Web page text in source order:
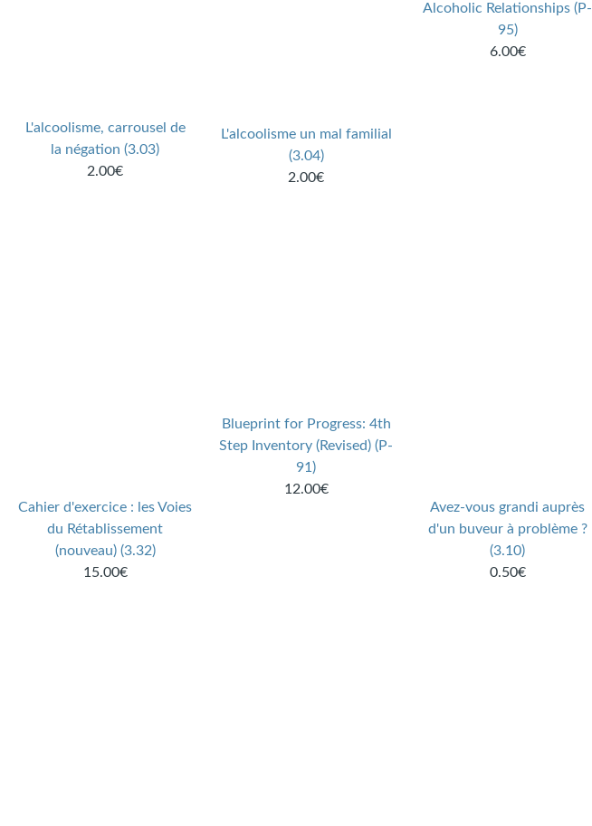
L'alcoolisme, carrousel de
la négation (3.03)
2.00€
L'alcoolisme un mal familial
(3.04)
2.00€
Alcoholic Relationships (P-
95)
6.00€
Cahier d'exercice : les Voies
du Rétablissement
(nouveau) (3.32)
15.00€
Blueprint for Progress: 4th
Step Inventory (Revised) (P-
91)
12.00€
Avez-vous grandi auprès
d'un buveur à problème ?
(3.10)
0.50€